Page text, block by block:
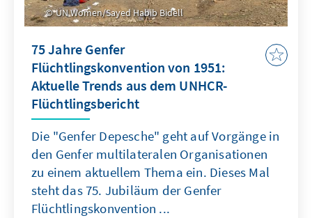
UN Women/Sayed Habib Bidell
75 Jahre Genfer
Flüchtlingskonvention von 1951:
Aktuelle Trends aus dem UNHCR-
Flüchtlingsbericht
Die "Genfer Depesche" geht auf Vorgänge in
den Genfer multilateralen Organisationen
zu einem aktuellem Thema ein. Dieses Mal
steht das 75. Jubiläum der Genfer
Flüchtlingskonvention ...